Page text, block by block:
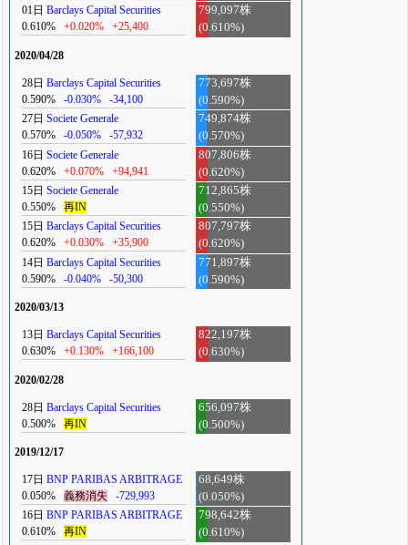
01日 Barclays Capital Securities
0.610%
+0.020% +25,400
799,097株
(0.610%)
2020/04/28
28日 Barclays Capital Securities
0.590%
-0.030% -34,100
773,697株
(0.590%)
27日 Societe Generale
0.570%
-0.050% -57,932
749,874株
(0.570%)
16日 Societe Generale
0.620%
+0.070% +94,941
807,806株
(0.620%)
15日 Societe Generale
0.550%
再IN
712,865株
(0.550%)
15日 Barclays Capital Securities
0.620%
+0.030% +35,900
807,797株
(0.620%)
14日 Barclays Capital Securities
0.590%
-0.040% -50,300
771,897株
(0.590%)
2020/03/13
13日 Barclays Capital Securities
0.630%
+0.130% +166,100
822,197株
(0.630%)
2020/02/28
28日 Barclays Capital Securities
0.500%
再IN
656,097株
(0.500%)
2019/12/17
17日 BNP PARIBAS ARBITRAGE
0.050%
義務消失 -729,993
68,649株
(0.050%)
16日 BNP PARIBAS ARBITRAGE
0.610%
再IN
798,642株
(0.610%)